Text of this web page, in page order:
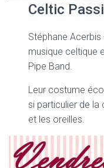
Celtic
Stéphane
musique celtique
Pipe Band.
Leur costume
si particulier de la
et les oreilles.